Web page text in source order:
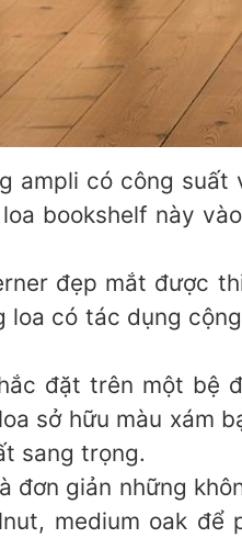
ampli có công suất
bookshelf này
đẹp mắt được
có tác dụng
đặt trên một bệ
sở hữu màu xám
sang trọng.
đơn giản những
medium oak